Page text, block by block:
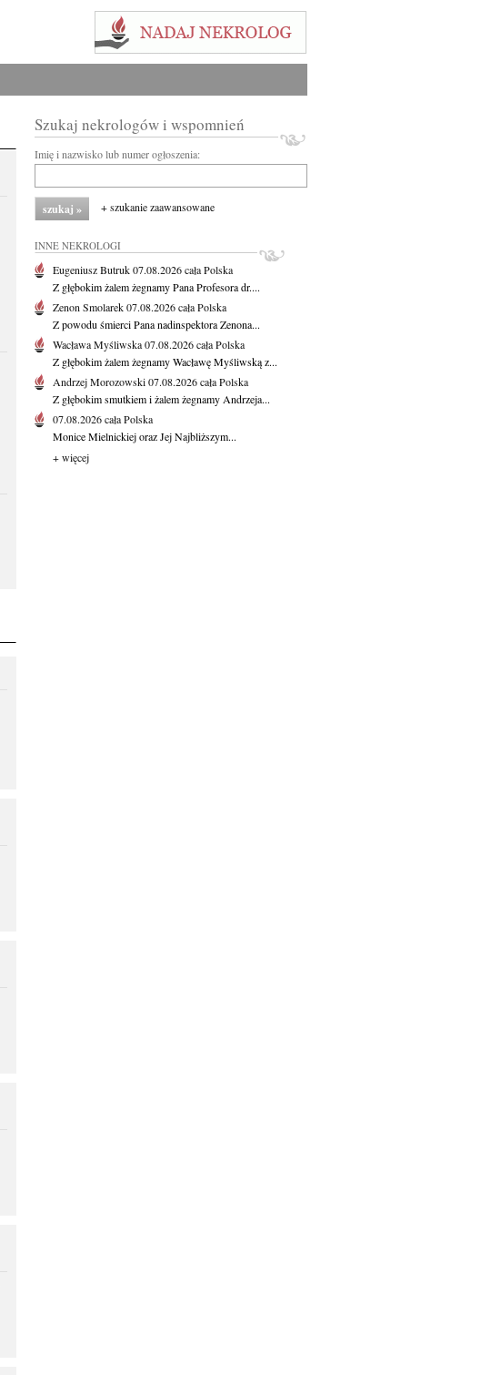
Szukaj nekrologów i wspomnień
Imię i nazwisko lub numer ogłoszenia:
+ szukanie zaawansowane
INNE NEKROLOGI
Eugeniusz Butruk07.08.2026cała Polska
Z głębokim żalem żegnamy Pana Profesora dr....
Zenon Smolarek07.08.2026cała Polska
Z powodu śmierci Pana nadinspektora Zenona...
Wacława Myśliwska07.08.2026cała Polska
Z głębokim żalem żegnamy Wacławę Myśliwską z...
Andrzej Morozowski07.08.2026cała Polska
Z głębokim smutkiem i żalem żegnamy Andrzeja...
07.08.2026cała Polska
Monice Mielnickiej oraz Jej Najbliższym...
+ więcej